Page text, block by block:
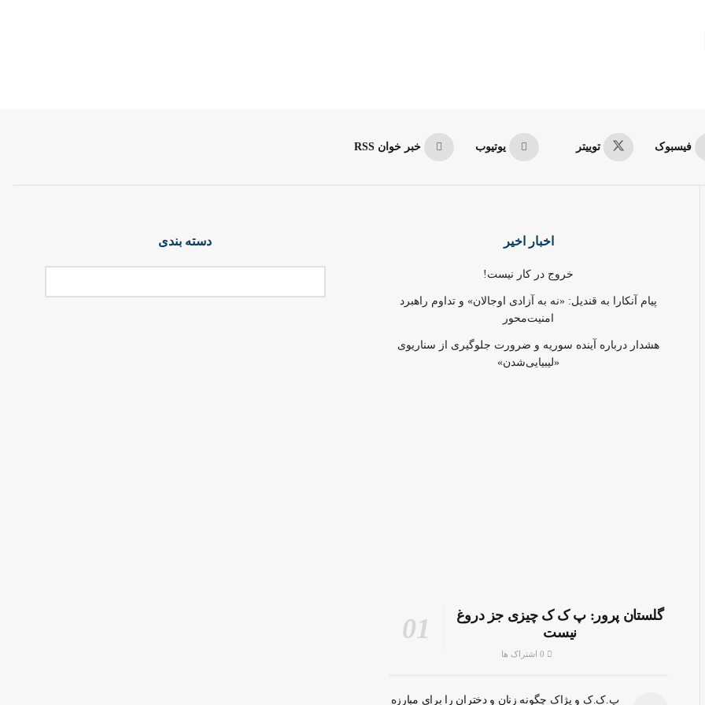
فیسبوک توییتر یوتیوب خبر خوان RSS
اخبار اخیر
خروج در کار نیست!
پیام آنکارا به قندیل: «نه به آزادی اوجالان» و تداوم راهبرد
امنیت‌محور
هشدار درباره آینده سوریه و ضرورت جلوگیری از سناریوی
«لیبیایی‌شدن»
گلستان پرور: پ ک ک چیزی جز دروغ
نیست
پ.ک.ک و پژاک چگونه زنان و دختران را برای مبارزه
دسته بندی